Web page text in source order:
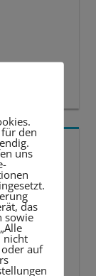
den
uns
das
sowie
nicht
auf